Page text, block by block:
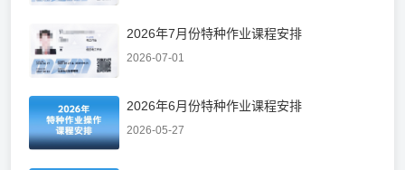
2026年7月份特种作业课程安排
2026-07-01
2026年6月份特种作业课程安排
2026-05-27